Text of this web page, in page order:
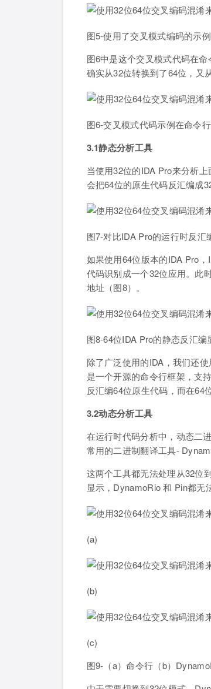
图5-使用了交叉模式编码的示
图6中是这个交叉模式代码在
确实从32位转换到了64位，又
图6-交叉模式代码示例在命令
3.1静态分析工具
当使用32位的IDA Pro来分析
会把64位的原生代码反汇编成
图7-对比IDA Pro的运行时反汇
如果使用64位版本的IDA Pro
代码识别成一个32位应用。此
地址（图8）。
图8-64位IDA Pro的静态反汇
除了广泛使用的IDA，我们还
是一个开源的命令行框架，支
反汇编64位原生代码，而在64
3.2动态分析工具
在运行时代码分析中，动态二
常用的二进制翻译工具-
这两个工具都无法处理从32位
显示，DynamoRio 和 Pin都无
(a)
(b)
(c)
图9-（a）命令行（b）